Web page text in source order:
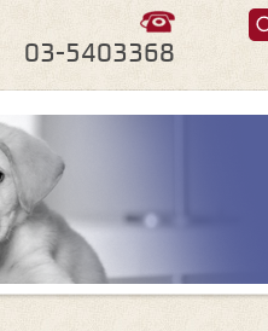
03-5403368